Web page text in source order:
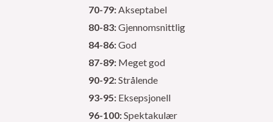
70-79:Akseptabel
80-83:Gjennomsnittlig
84-86:God
87-89:Meget god
90-92:Strålende
93-95:Eksepsjonell
96-100:Spektakulær